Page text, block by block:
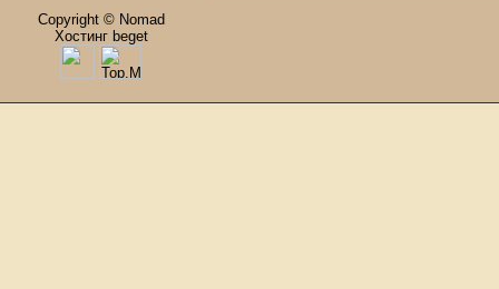
Copyright © Nomad
Хостинг beget